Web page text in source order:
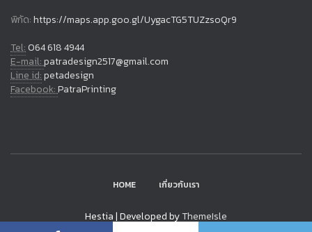
พิกัด:https://maps.app.goo.gl/UygacTG5TUZzsoQr9
Tel:064 618 4944
E-mail:patradesign2517@gmail.com
Line id:petadesign
Facebook:PatraPrinting
HOME เกี่ยวกับเรา
Hestia | Developed byThemeIsle